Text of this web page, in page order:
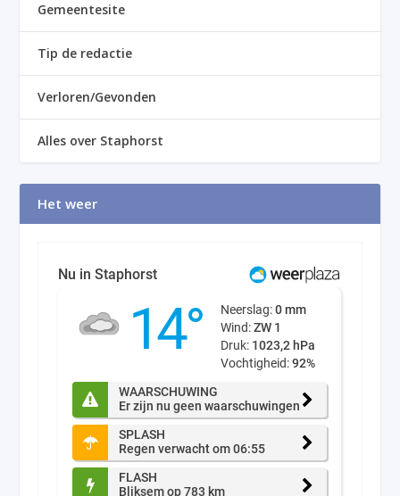
Gemeentesite
Tip de redactie
Verloren/Gevonden
Alles over Staphorst
Het weer